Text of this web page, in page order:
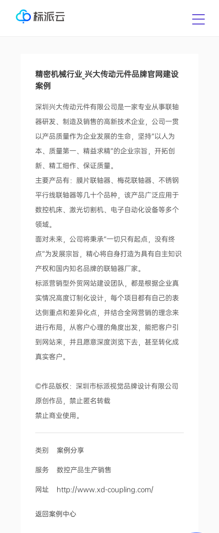
精密机械行业_兴大传动元件品牌官网建设
案例
深圳兴大传动元件有限公司是一家专业从事联轴
器研发、制造及销售的高新技术企业，公司一贯
以产品质量作为企业发展的生命，坚持“以人为
本、质量第一、精益求精”的企业宗旨，开拓创
新、精工细作、保证质量。
主要产品有：膜片联轴器、梅花联轴器、不锈钢
平行线联轴器等几十个品种，该产品广泛应用于
数控机床、激光切割机、电子自动化设备等多个
领域。
面对未来，公司将秉承“一切只有起点，没有终
点”为发展宗旨，精心将自身打造为具有自主知识
产权和国内知名品牌的联轴器厂家。
标派营销型外贸网站建设团队，都是根据企业真
实情况高度订制化设计，每个项目都有自己的表
达侧重点和差异化点，并结合全网营销的理念来
进行布局，从客户心理的角度出发，能把客户引
到网站来，并且愿意深度浏览下去，甚至转化成
真实客户。
©作品版权：深圳市标派视觉品牌设计有限公司
原创作品，禁止匿名转载
禁止商业使用。
类别案例分享
服务 数控产品生产销售
网址 http://www.xd-coupling.com/
返回案例中心